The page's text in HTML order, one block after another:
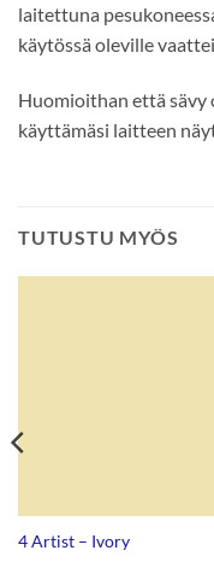
laitettuna
käytössä oleville
Huomioithan että sävy
käyttämäsi laitteen
TUTUSTU MYÖS
4 Artist – Ivory